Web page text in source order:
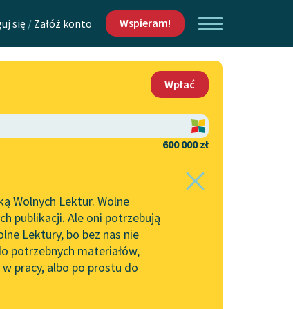
się / Załóż konto Wspieram!
Kontakt
O projekcie
Zasady wykorzystania
Wolnych Lektur
Logotypy
Materiały promocyjne
Wpłać
600 000 zł
Wolnych Lektur. Wolne
publikacji. Ale oni potrzebują
Lektury, bo bez nas nie
potrzebnych materiałów,
pracy, albo po prostu do
w pisaniu